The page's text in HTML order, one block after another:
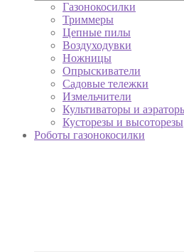
Газонокосилки
Триммеры
Цепные пилы
Воздуходувки
Ножницы
Опрыскиватели
Садовые тележки
Измельчители
Культиваторы и
Кусторезы и высоторезы
Роботы газонокосилки